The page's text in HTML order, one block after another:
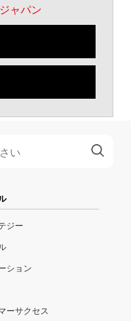
ャパン
ジー
ション
ーサクセス